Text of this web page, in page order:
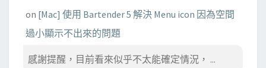
on [Mac] 使用 Bartender 5 解決 Menu icon 因為空間
過小顯示不出來的問題
感謝提醒，目前看來似乎不太能確定情況， ...